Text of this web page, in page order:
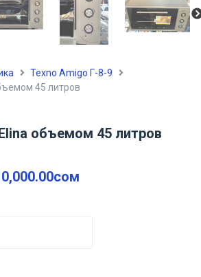
Texno Amigo Г-8-9
45 литров
объемом 45 литров
сом